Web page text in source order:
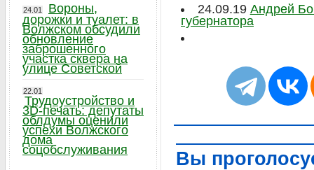
24.09.19 Андрей
губернатора
Вы
24.01
Вороны,
дорожки и туалет: в
Волжском обсудили
обновление
заброшенного
участка сквера на
улице Советской
22.01
Трудоустройство и
3D-печать: депутаты
облдумы оценили
успехи Волжского
дома
соцобслуживания